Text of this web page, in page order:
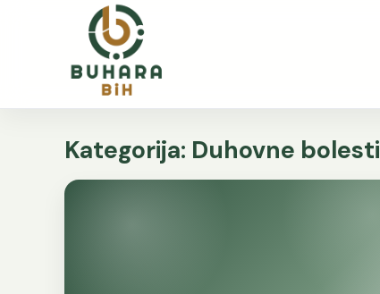
Kategorija: Duhovne bolesti